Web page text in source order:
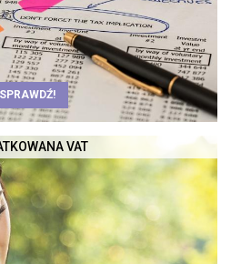
SPRAWDŹ!
VAT